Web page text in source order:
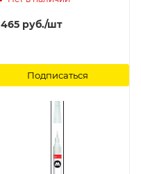
465 руб./шт
Подписаться